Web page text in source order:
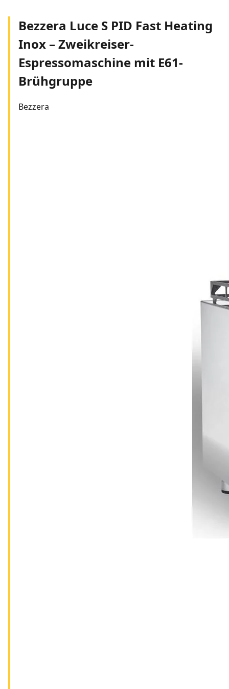
Bezzera Luce S PID Fast Heating
Inox – Zweikreiser-
Espressomaschine mit E61-
Brühgruppe
Bezzera